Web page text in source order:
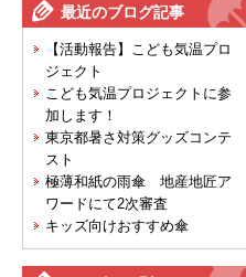
最近のブログ記事
【活動報告】こども気温プロ
ジェクト
こども気温プロジェクトに参
加します！
東京都暑さ対策グッズコンテ
スト
極薄和紙の雨傘 地産地匠ア
ワードにて2次審査
キッズ向けおすすめ傘